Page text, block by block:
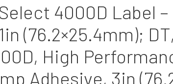
4000D Label –
(76.2×25.4mm);
High
Adhesive, 3in